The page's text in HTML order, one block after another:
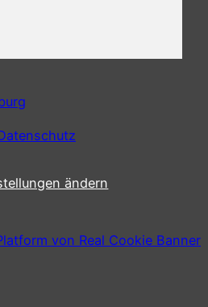
ändern
von Real Cookie Banner